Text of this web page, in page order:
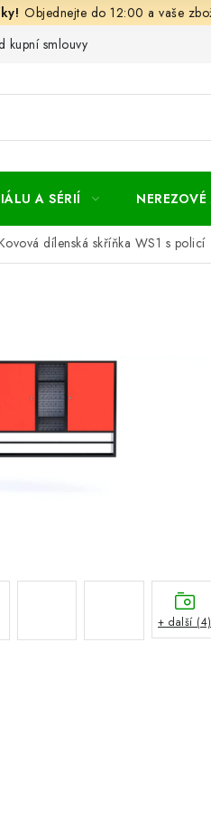
Objednejte do 12:00 a vaše
kupní smlouvy
A SÉRIÍ
dílenská skříňka WS1 s policí
+ další (4)